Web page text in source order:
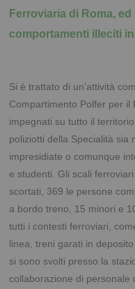
Ferroviaria di Roma,
comportamenti illeciti
Si è trattato di un’attività
Compartimento Polfer per il
impegnati su tutto il
poliziotti della Specialità sia
impresidiate o comunque
e studenti. Gli scali
scortati, 369 le persone
a bordo treno, 15 minori e
tutti i contesti ferroviari,
linea, treni garati in
si sono svolti presso la
collaborazione di personale